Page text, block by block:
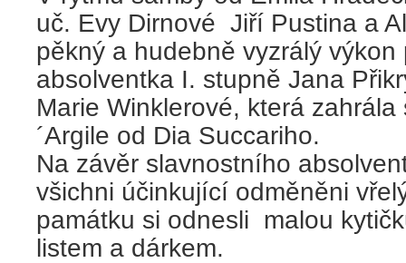
uč. Evy Dirnové Jiří Pustina a
pěkný a hudebně vyzrálý
absolventka I. stupně Jana
Marie Winklerové, která
´Argile od Dia Succariho.
Na závěr slavnostního
všichni účinkující odměněni
památku si odnesli malou
listem a dárkem.